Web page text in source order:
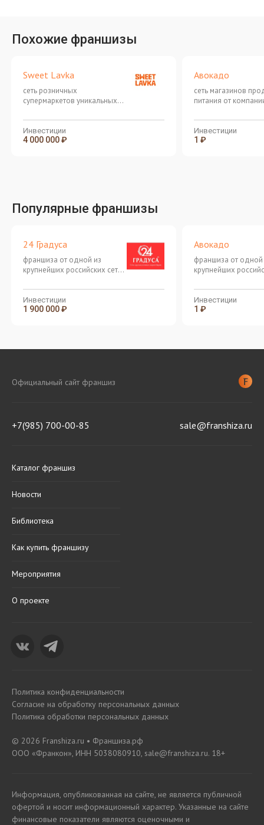
Похожие франшизы
Sweet Lavka
сеть розничных
супермаркетов уникальных
и продуктов из Азии, США и
Европы
Инвестиции
4 000 000 ₽
Авокадо
сеть магазинов
питания от
Инвестиции
1 ₽
Популярные франшизы
24 Градуса
франшиза от одной из
крупнейших российских сетей
дома"
Инвестиции
1 900 000 ₽
Авокадо
франшиза от одной
крупнейших
дома"
Инвестиции
1 ₽
Официальный сайт франшиз
+7(985) 700-00-85 sale@franshiza.ru
Каталог франшиз
Новости
Библиотека
Как купить франшизу
Мероприятия
О проекте
Политика конфиденциальности
Согласие на обработку персональных данных
Политика обработки персональных данных
© 2026 Franshiza.ru • Франшиза.рф
ООО «Франкон», ИНН 5038080910, sale@franshiza.ru. 18+
Информация, опубликованная на сайте, не является публичной
офертой и носит информационный характер. Указанные на сайте
финансовые показатели являются оценочными и